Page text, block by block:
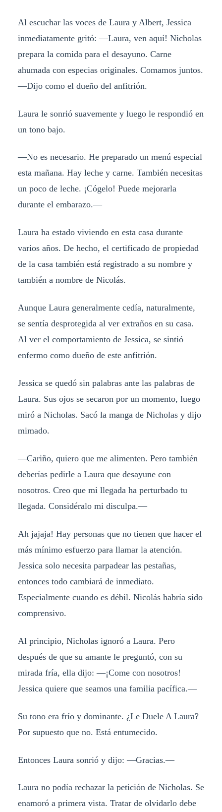
Al escuchar las voces de Laura y Albert, Jessica
inmediatamente gritó: —Laura, ven aquí! Nicholas
prepara la comida para el desayuno. Carne
ahumada con especias originales. Comamos juntos.
—Dijo como el dueño del anfitrión.
Laura le sonrió suavemente y luego le respondió en
un tono bajo.
—No es necesario. He preparado un menú especial
esta mañana. Hay leche y carne. También necesitas
un poco de leche. ¡Cógelo! Puede mejorarla
durante el embarazo.—
Laura ha estado viviendo en esta casa durante
varios años. De hecho, el certificado de propiedad
de la casa también está registrado a su nombre y
también a nombre de Nicolás.
Aunque Laura generalmente cedía, naturalmente,
se sentía desprotegida al ver extraños en su casa.
Al ver el comportamiento de Jessica, se sintió
enfermo como dueño de este anfitrión.
Jessica se quedó sin palabras ante las palabras de
Laura. Sus ojos se secaron por un momento, luego
miró a Nicholas. Sacó la manga de Nicholas y dijo
mimado.
—Cariño, quiero que me alimenten. Pero también
deberías pedirle a Laura que desayune con
nosotros. Creo que mi llegada ha perturbado tu
llegada. Considéralo mi disculpa.—
Ah jajaja! Hay personas que no tienen que hacer el
más mínimo esfuerzo para llamar la atención.
Jessica solo necesita parpadear las pestañas,
entonces todo cambiará de inmediato.
Especialmente cuando es débil. Nicolás habría sido
comprensivo.
Al principio, Nicholas ignoró a Laura. Pero
después de que su amante le preguntó, con su
mirada fría, ella dijo: —¡Come con nosotros!
Jessica quiere que seamos una familia pacífica.—
Su tono era frío y dominante. ¿Le Duele A Laura?
Por supuesto que no. Está entumecido.
Entonces Laura sonrió y dijo: —Gracias.—
Laura no podía rechazar la petición de Nicholas. Se
enamoró a primera vista. Tratar de olvidarlo debe